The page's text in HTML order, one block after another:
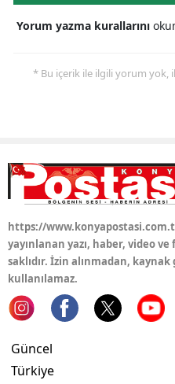
Yorum yazma kurallarını
* Bu içerik ile ilgili yorum yok,
https://
yayınlanan yazı, haber, video
saklıdır. İzin alınmadan,
kullanılamaz.
Güncel
Türkiye